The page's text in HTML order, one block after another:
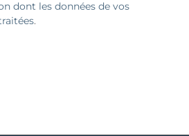
dont les données de vos
.